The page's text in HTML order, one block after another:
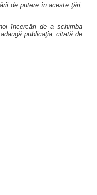
de putere în aceste ţări,
încercări de a schimba
publicaţia, citată de